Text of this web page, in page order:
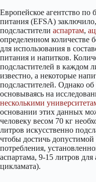
Европейское агентство по
питания (EFSA)
подсластители аспартам,
определенном количестве
для использования в
питания и напитков.
подсластителей в каждом
известно, а некоторые
подсластителей. Однако
основываясь на
несколькими
основании этих данных
человеку весом 70 кг
литров искусственно
чтобы достичь допустимой
потребления,
аспартама, 9-15 литров
цикламата).